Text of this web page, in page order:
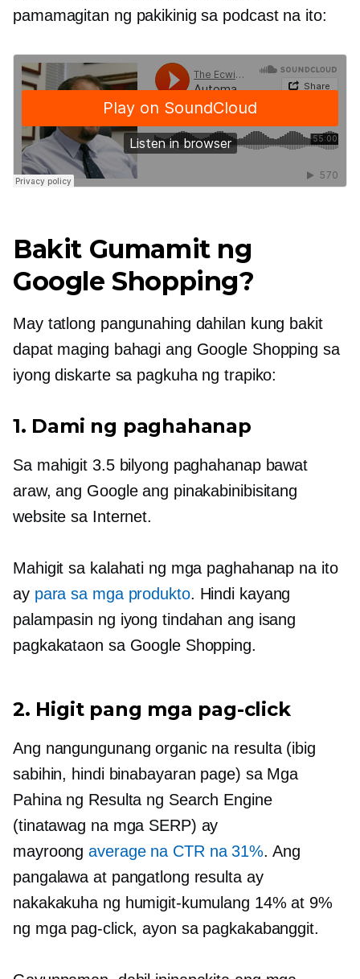
pamamagitan ng pakikinig sa podcast na ito:
Bakit Gumamit ng
Google Shopping?
May tatlong pangunahing dahilan kung bakit
dapat maging bahagi ang Google Shopping sa
iyong diskarte sa pagkuha ng trapiko:
1. Dami ng paghahanap
Sa mahigit 3.5 bilyong paghahanap bawat
araw, ang Google ang pinakabinibisitang
website sa Internet.
Mahigit sa kalahati ng mga paghahanap na ito
ay para sa mga produkto. Hindi kayang
palampasin ng iyong tindahan ang isang
pagkakataon sa Google Shopping.
2. Higit pang mga pag-click
Ang nangungunang organic na resulta (ibig
sabihin, hindi binabayaran page) sa Mga
Pahina ng Resulta ng Search Engine
(tinatawag na mga SERP) ay
mayroongaverage na CTR na 31%. Ang
pangalawa at pangatlong resulta ay
nakakakuha ng humigit-kumulang 14% at 9%
ng mga pag-click, ayon sa pagkakabanggit.